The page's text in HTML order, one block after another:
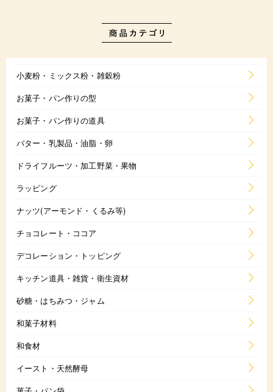
小麦粉・ミックス粉・雑穀粉
お菓子・パン作りの型
お菓子・パン作りの道具
バター・乳製品・油脂・卵
ドライフルーツ・加工野菜・果物
ラッピング
ナッツ(アーモンド・くるみ等)
チョコレート・ココア
デコレーション・トッピング
キッチン道具・雑貨・衛生資材
砂糖・はちみつ・ジャム
和菓子材料
和食材
イースト・天然酵母